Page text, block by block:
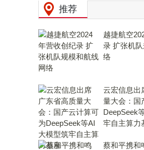
推荐
越捷航空
录 扩张机
络
云宏信息出
量大会：国
DeepSeek
牢自主算力
蔡和平携和